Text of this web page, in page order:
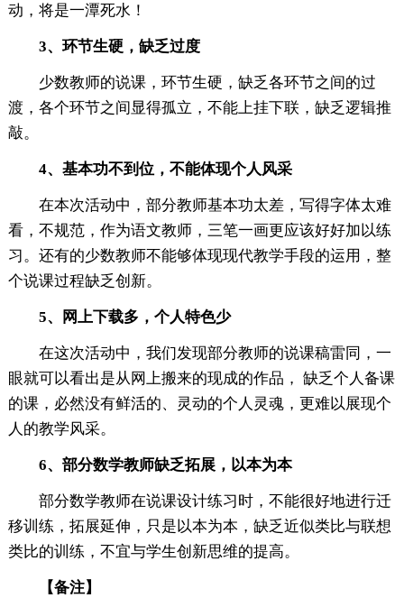
动，将是一潭死水！
3、环节生硬，缺乏过度
少数教师的说课，环节生硬，缺乏各环节之间的过
渡，各个环节之间显得孤立，不能上挂下联，缺乏逻辑推
敲。
4、基本功不到位，不能体现个人风采
在本次活动中，部分教师基本功太差，写得字体太难
看，不规范，作为语文教师，三笔一画更应该好好加以练
习。还有的少数教师不能够体现现代教学手段的运用，整
个说课过程缺乏创新。
5、网上下载多，个人特色少
在这次活动中，我们发现部分教师的说课稿雷同，一
眼就可以看出是从网上搬来的现成的作品， 缺乏个人备课
的课，必然没有鲜活的、灵动的个人灵魂，更难以展现个
人的教学风采。
6、部分数学教师缺乏拓展，以本为本
部分数学教师在说课设计练习时，不能很好地进行迁
移训练，拓展延伸，只是以本为本，缺乏近似类比与联想
类比的训练，不宜与学生创新思维的提高。
【备注】